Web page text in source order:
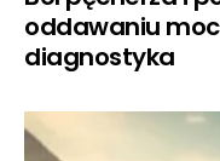
oddawaniu
diagnostyka